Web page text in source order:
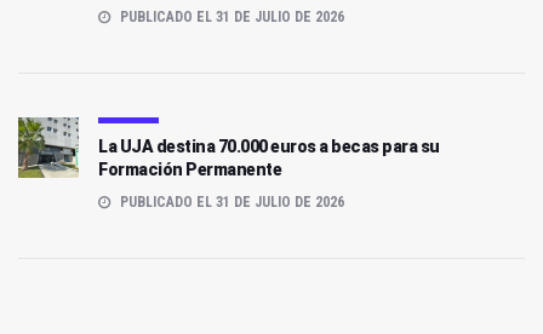
PUBLICADO EL 31 DE JULIO DE 2026
La UJA destina 70.000 euros a becas para su
Formación Permanente
PUBLICADO EL 31 DE JULIO DE 2026